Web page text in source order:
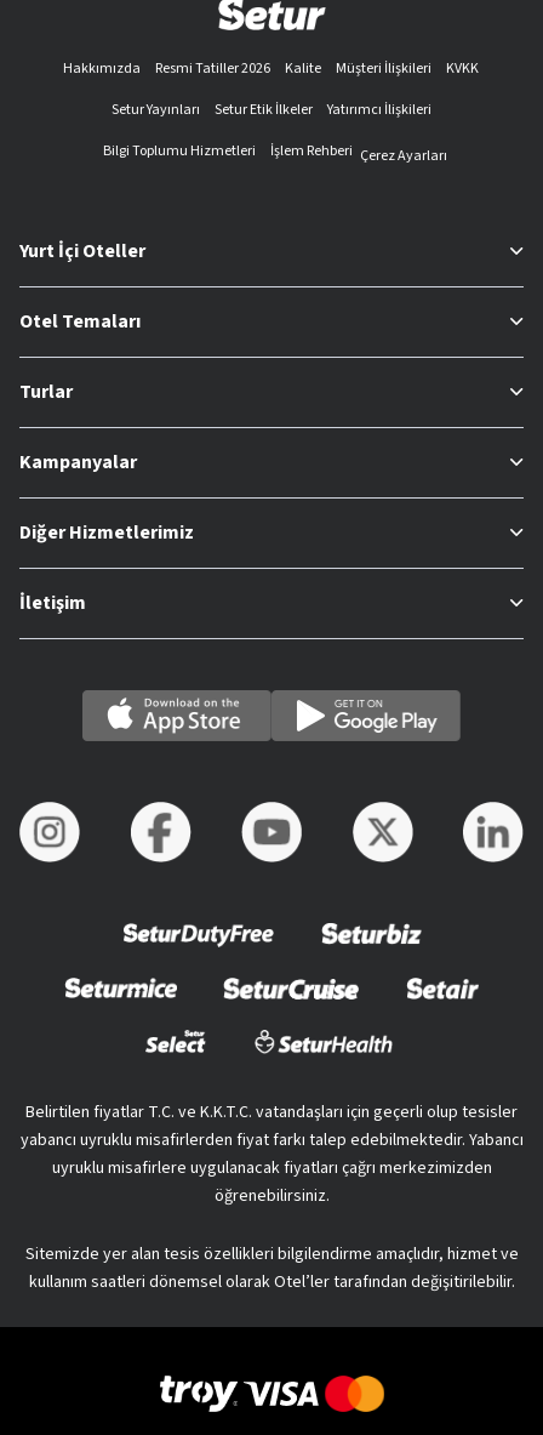
Hakkımızda Resmi Tatiller 2026 Kalite Müşteri İlişkileri
KVKK
Setur Yayınları
Setur Etik İlkeler
Yatırımcı İlişkileri
Bilgi Toplumu Hizmetleri
İşlem Rehberi Çerez Ayarları
Yurt İçi Oteller
Otel Temaları
Turlar
Kampanyalar
Diğer Hizmetlerimiz
İletişim
Belirtilen fiyatlar T.C. ve K.K.T.C. vatandaşları için geçerli olup tesisler
yabancı uyruklu misafirlerden fiyat farkı talep edebilmektedir. Yabancı
uyruklu misafirlere uygulanacak fiyatları çağrı merkezimizden
öğrenebilirsiniz.
Sitemizde yer alan tesis özellikleri bilgilendirme amaçlıdır, hizmet ve
kullanım saatleri dönemsel olarak Otel’ler tarafından değişitirilebilir.